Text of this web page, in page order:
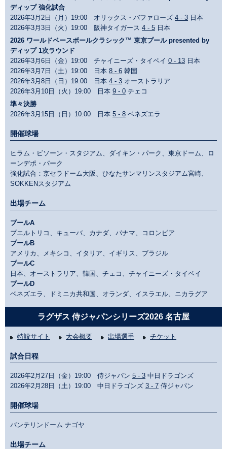
ディップ 強化試合
2026年3月2日（月）19:00 オリックス・バファローズ 4 - 3 日本
2026年3月3日（火）19:00 阪神タイガース 4 - 5 日本
2026 ワールドベースボールクラシック™ 東京プール presented by
ディップ 1次ラウンド
2026年3月6日（金）19:00 チャイニーズ・タイペイ 0 - 13 日本
2026年3月7日（土）19:00 日本 8 - 6 韓国
2026年3月8日（日）19:00 日本 4 - 3 オーストラリア
2026年3月10日（火）19:00 日本 9 - 0 チェコ
準々決勝
2026年3月15日（日）10:00 日本 5 - 8 ベネズエラ
開催球場
ヒラム・ビソーン・スタジアム、ダイキン・パーク、東京ドーム、ロ
ーンデポ・パーク
強化試合：京セラドーム大阪、ひなたサンマリンスタジアム宮崎、
SOKKENスタジアム
出場チーム
プールA
プエルトリコ、キューバ、カナダ、パナマ、コロンビア
プールB
アメリカ、メキシコ、イタリア、イギリス、ブラジル
プールC
日本、オーストラリア、韓国、チェコ、チャイニーズ・タイペイ
プールD
ベネズエラ、ドミニカ共和国、オランダ、イスラエル、ニカラグア
ラグザス 侍ジャパンシリーズ2026 名古屋
特設サイト 大会概要 出場選手 チケット
試合日程
2026年2月27日（金）19:00 侍ジャパン 5 - 3 中日ドラゴンズ
2026年2月28日（土）19:00 中日ドラゴンズ 3 - 7 侍ジャパン
開催球場
バンテリンドーム ナゴヤ
出場チーム